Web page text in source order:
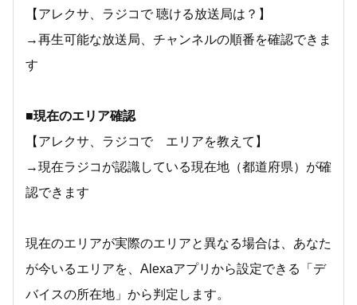
【アレクサ、ラジコで 聴ける放送局は？】
→再生可能な放送局、チャンネルの順番を確認できま
す
■現在のエリア確認
【アレクサ、ラジコで エリアを教えて】
→現在ラジコが認識している現在地（都道府県）が確
認できます
現在のエリアが実際のエリアと異なる場合は、あなた
が今いるエリアを、Alexaアプリから設定できる「デ
バイスの所在地」から判定します。